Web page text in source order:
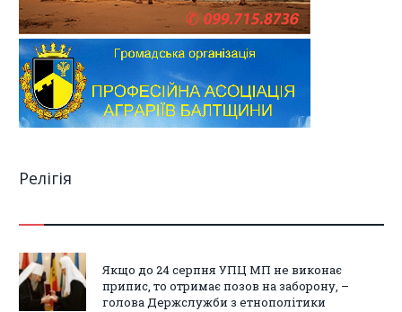
Релігія
Якщо до 24 серпня УПЦ МП не виконає
припис, то отримає позов на заборону, –
голова Держслужби з етнополітики